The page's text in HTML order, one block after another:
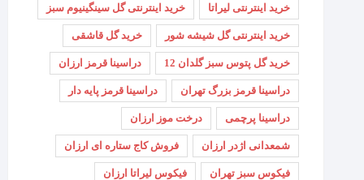
خرید اینترنتی لیراتا خرید اینترنتی گل سینگینیوم سبز
خرید اینترنتی گل شیشه شور خرید گل قاشقی
خرید گل پتوس سبز گلدان 12 دراسینا قرمز ارزان
دراسینا قرمز بزرگ تهران دراسینا قرمز پایه دار
دراسینا پرچمی درخت موز ارزان
شمعدانی اژدر ارزان فروش کاج ستاره ای ارزان
فیکوس سبز تهران فیکوس لیراتا ارزان